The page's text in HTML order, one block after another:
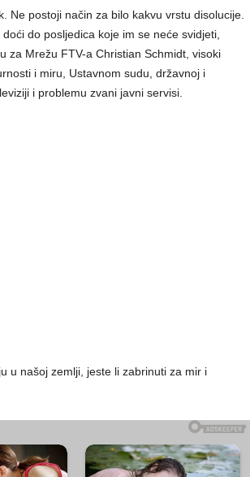
Ne postoji način za bilo kakvu vrstu disolucije.
do posljedica koje im se neće svidjeti,
za Mrežu FTV-a Christian Schmidt, visoki
i miru, Ustavnom sudu, državnoj i
i problemu zvani javni servisi.
u našoj zemlji, jeste li zabrinuti za mir i